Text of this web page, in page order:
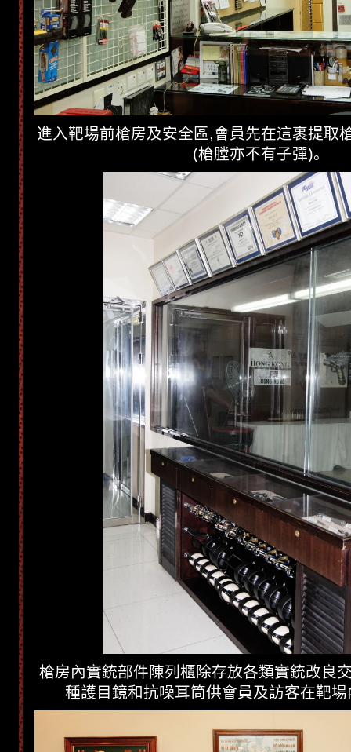
進入靶場前槍房及安全區,會員先在這裹提取
(槍膛亦不有子彈)。
槍房內實銃部件陳列櫃除存放各類實銃改良
種護目鏡和抗噪耳筒供會員及訪客在靶